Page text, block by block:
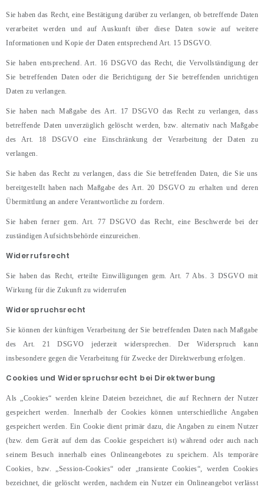
Sie haben das Recht, eine Bestätigung darüber zu verlangen, ob betreffende Daten
verarbeitet werden und auf Auskunft über diese Daten sowie auf weitere
Informationen und Kopie der Daten entsprechend Art. 15 DSGVO.
Sie haben entsprechend. Art. 16 DSGVO das Recht, die Vervollständigung der
Sie betreffenden Daten oder die Berichtigung der Sie betreffenden unrichtigen
Daten zu verlangen.
Sie haben nach Maßgabe des Art. 17 DSGVO das Recht zu verlangen, dass
betreffende Daten unverzüglich gelöscht werden, bzw. alternativ nach Maßgabe
des Art. 18 DSGVO eine Einschränkung der Verarbeitung der Daten zu
verlangen.
Sie haben das Recht zu verlangen, dass die Sie betreffenden Daten, die Sie uns
bereitgestellt haben nach Maßgabe des Art. 20 DSGVO zu erhalten und deren
Übermittlung an andere Verantwortliche zu fordern.
Sie haben ferner gem. Art. 77 DSGVO das Recht, eine Beschwerde bei der
zuständigen Aufsichtsbehörde einzureichen.
Widerrufsrecht
Sie haben das Recht, erteilte Einwilligungen gem. Art. 7 Abs. 3 DSGVO mit
Wirkung für die Zukunft zu widerrufen
Widerspruchsrecht
Sie können der künftigen Verarbeitung der Sie betreffenden Daten nach Maßgabe
des Art. 21 DSGVO jederzeit widersprechen. Der Widerspruch kann
insbesondere gegen die Verarbeitung für Zwecke der Direktwerbung erfolgen.
Cookies und Widerspruchsrecht bei Direktwerbung
Als „Cookies“ werden kleine Dateien bezeichnet, die auf Rechnern der Nutzer
gespeichert werden. Innerhalb der Cookies können unterschiedliche Angaben
gespeichert werden. Ein Cookie dient primär dazu, die Angaben zu einem Nutzer
(bzw. dem Gerät auf dem das Cookie gespeichert ist) während oder auch nach
seinem Besuch innerhalb eines Onlineangebotes zu speichern. Als temporäre
Cookies, bzw. „Session-Cookies“ oder „transiente Cookies“, werden Cookies
bezeichnet, die gelöscht werden, nachdem ein Nutzer ein Onlineangebot verlässt